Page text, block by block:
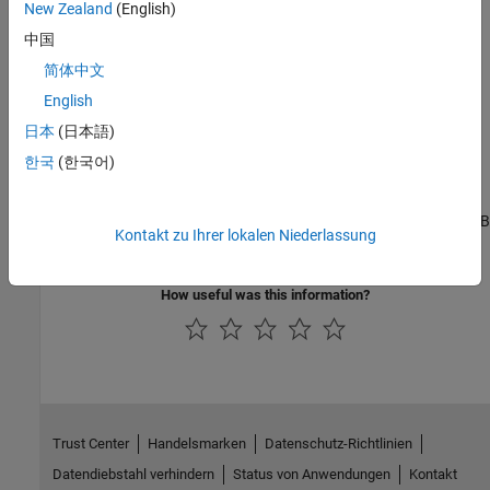
MATLAB Language Features Supported for Single-Precision
Conversion
Use supported MATLAB language features for single-precision
conversion.
Warnings from Conversion to Single-Precision C/C++ Code
Address warnings from single-precision conversion.
Do not combine integers and double-precision numbers in MATLAB
code for conversion to single-precision C/C++ code.
How useful was this information?
New Zealand (English)
中国
简体中文
English
日本 (日本語)
한국 (한국어)
Kontakt zu Ihrer lokalen Niederlassung
Trust Center Handelsmarken
Datenschutz-Richtlinien
Datendiebstahl verhindern
Status von Anwendungen Kontakt